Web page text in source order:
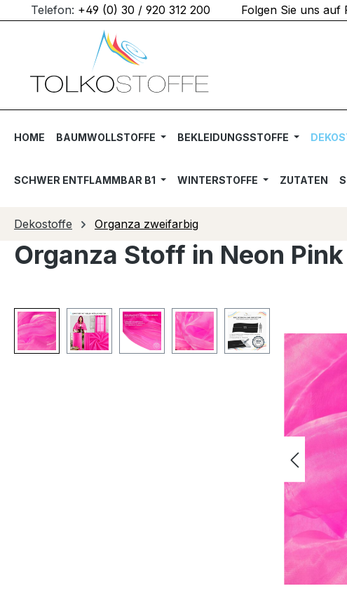
Hauptinhalt springen
Zur Suche springen
Zur Hauptnavigation springen
Telefon: +49 (0) 30 / 920 312 200 Folgen Sie uns auf
HOME BAUMWOLLSTOFFE BEKLEIDUNGSSTOFFE
SCHWER ENTFLAMMBAR B1 WINTERSTOFFE ZUTATEN
Dekostoffe Organza zweifarbig
Organza Stoff in Neon Pink
Bildergalerie überspringen